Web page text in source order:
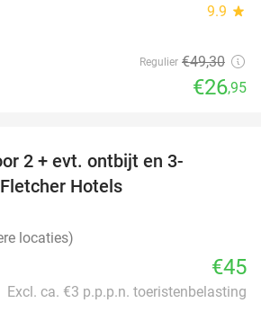
9.9 star
Regulier €49,30
€26,95
2 + evt. ontbijt en 3-
Hotels
locaties)
€45
Excl. ca. €3 p.p.p.n. toeristenbelasting